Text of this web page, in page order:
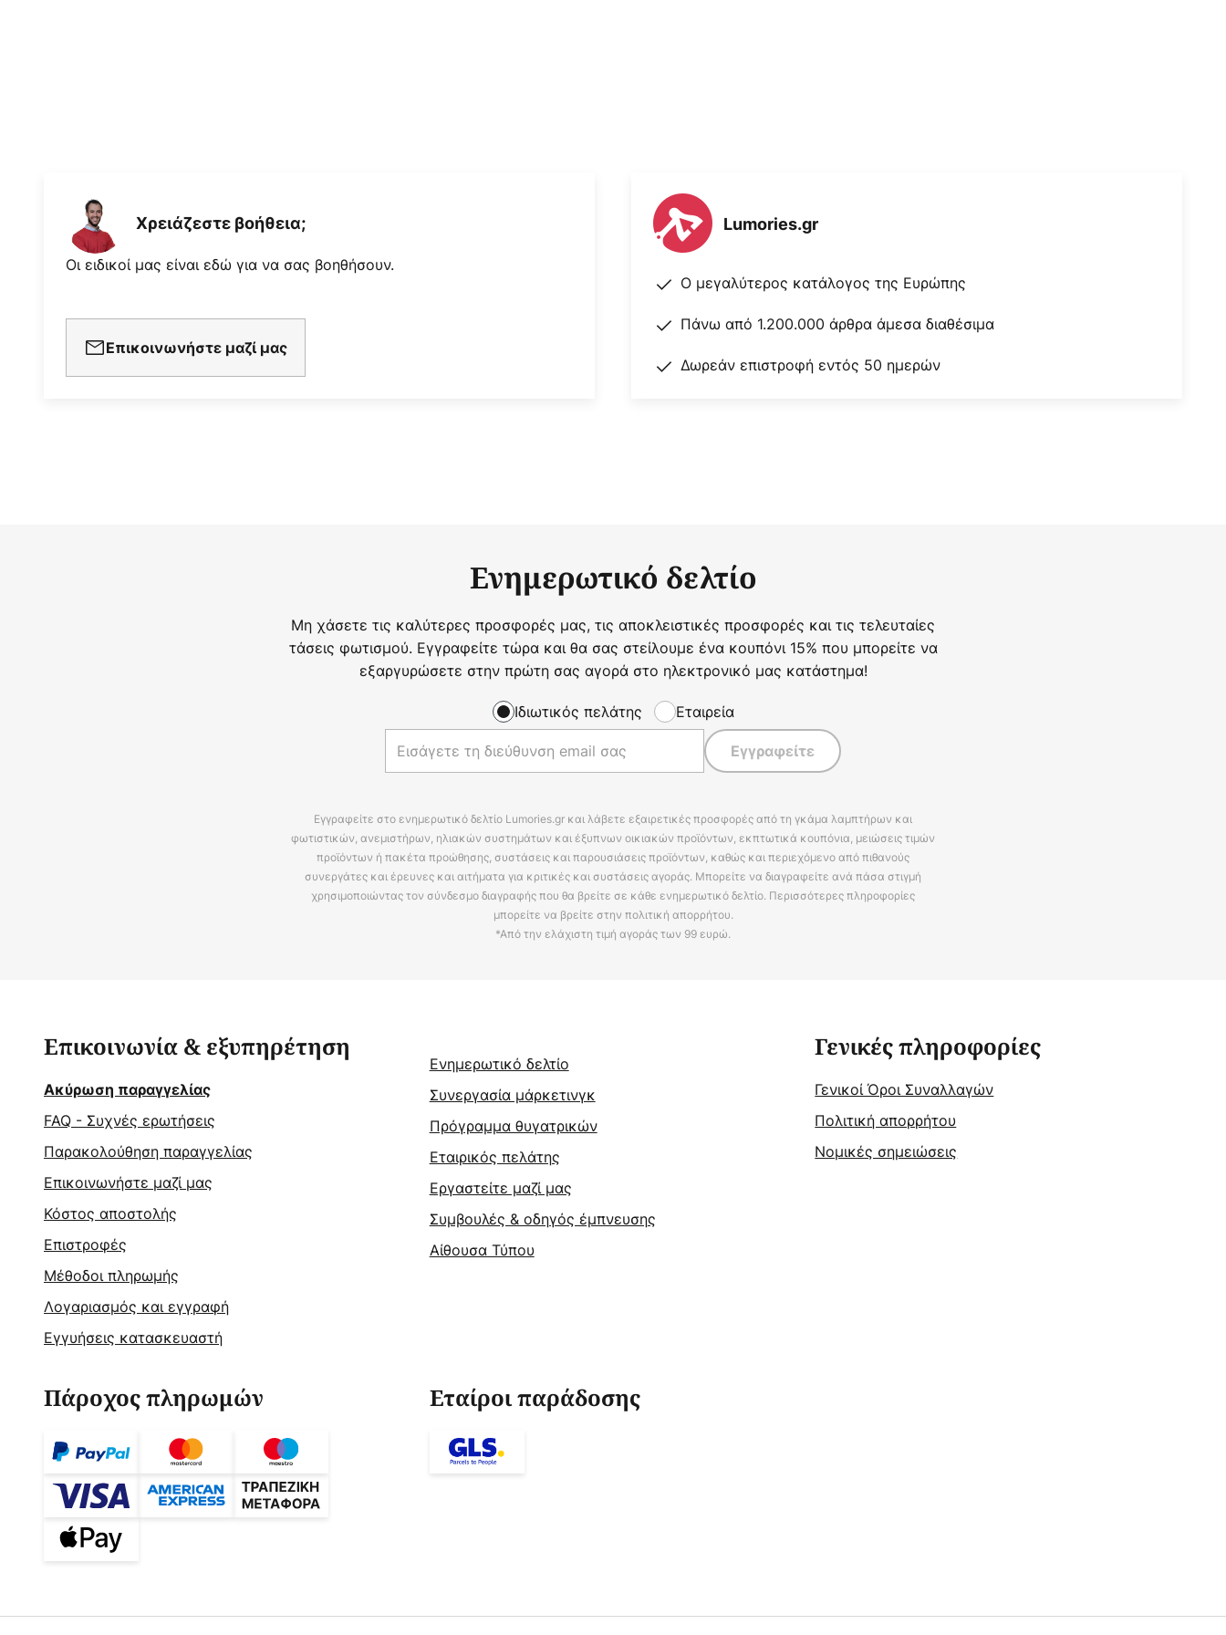
Χρειάζεστε βοήθεια;
Οι ειδικοί μας είναι εδώ για να σας βοηθήσουν.
Επικοινωνήστε μαζί μας
Lumories.gr
Ο μεγαλύτερος κατάλογος της Ευρώπης
Πάνω από 1.200.000 άρθρα άμεσα διαθέσιμα
Δωρεάν επιστροφή εντός 50 ημερών
Ενημερωτικό δελτίο
Μη χάσετε τις καλύτερες προσφορές μας, τις αποκλειστικές προσφορές και τις τελευταίες
τάσεις φωτισμού. Εγγραφείτε τώρα και θα σας στείλουμε ένα κουπόνι 15% που μπορείτε να
εξαργυρώσετε στην πρώτη σας αγορά στο ηλεκτρονικό μας κατάστημα!
Ιδιωτικός πελάτης Εταιρεία
Εγγραφείτε
Εγγραφείτε στο ενημερωτικό δελτίο Lumories.gr και λάβετε εξαιρετικές προσφορές από τη γκάμα λαμπτήρων και
φωτιστικών, ανεμιστήρων, ηλιακών συστημάτων και έξυπνων οικιακών προϊόντων, εκπτωτικά κουπόνια, μειώσεις τιμών
προϊόντων ή πακέτα προώθησης, συστάσεις και παρουσιάσεις προϊόντων, καθώς και περιεχόμενο από πιθανούς
συνεργάτες και έρευνες και αιτήματα για κριτικές και συστάσεις αγοράς. Μπορείτε να διαγραφείτε ανά πάσα στιγμή
χρησιμοποιώντας τον σύνδεσμο διαγραφής που θα βρείτε σε κάθε ενημερωτικό δελτίο. Περισσότερες πληροφορίες
μπορείτε να βρείτε στην πολιτική απορρήτου.
*Από την ελάχιστη τιμή αγοράς των 99 ευρώ.
Επικοινωνία & εξυπηρέτηση
Ακύρωση παραγγελίας
FAQ - Συχνές ερωτήσεις
Παρακολούθηση παραγγελίας
Επικοινωνήστε μαζί μας
Κόστος αποστολής
Επιστροφές
Μέθοδοι πληρωμής
Λογαριασμός και εγγραφή
Εγγυήσεις κατασκευαστή
Ενημερωτικό δελτίο
Συνεργασία μάρκετινγκ
Πρόγραμμα θυγατρικών
Εταιρικός πελάτης
Εργαστείτε μαζί μας
Συμβουλές & οδηγός έμπνευσης
Αίθουσα Τύπου
Γενικές πληροφορίες
Γενικοί Όροι Συναλλαγών
Πολιτική απορρήτου
Νομικές σημειώσεις
Πάροχος πληρωμών Εταίροι παράδοσης